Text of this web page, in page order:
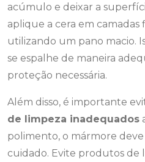
acúmulo e deixar a
aplique a cera em camadas
utilizando um pano macio.
se espalhe de maneira
proteção necessária.
Além disso, é importante
de limpeza inadequados
polimento, o mármore
cuidado. Evite produtos de